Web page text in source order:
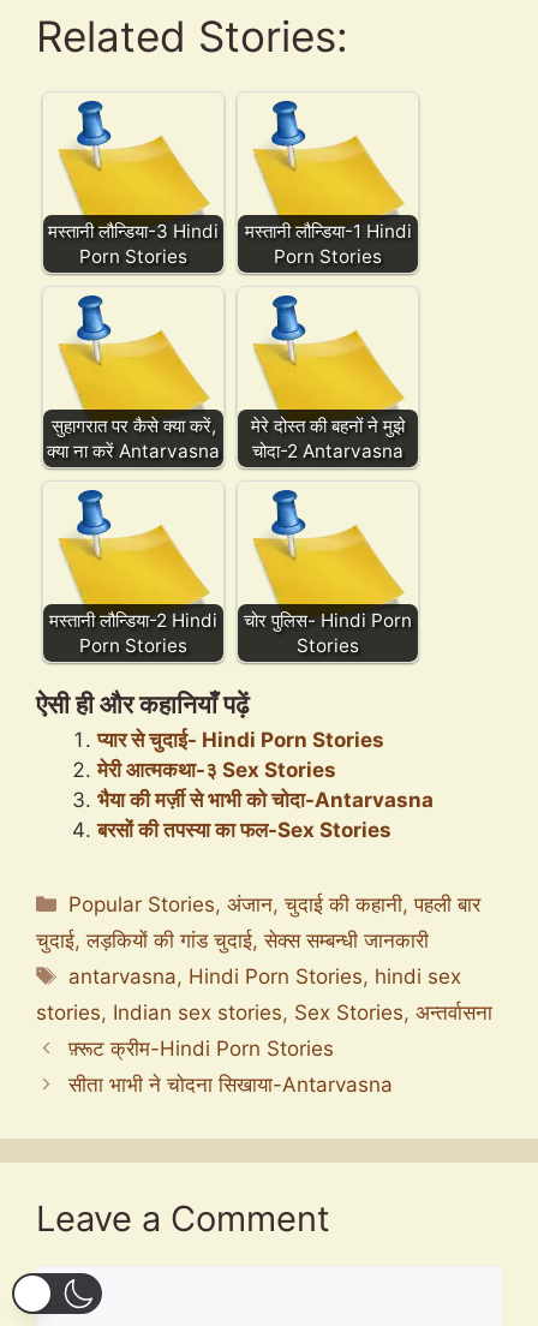
Related Stories:
मस्तानी लौन्डिया-3 Hindi
Porn Stories
मस्तानी लौन्डिया-1 Hindi
Porn Stories
सुहागरात पर कैसे क्या करें,
क्या ना करें Antarvasna
मेरे दोस्त की बहनों ने मुझे
चोदा-2 Antarvasna
मस्तानी लौन्डिया-2 Hindi
Porn Stories
चोर पुलिस- Hindi Porn
Stories
ऐसी ही और कहानियाँ पढ़ें
प्यार से चुदाई- Hindi Porn Stories
मेरी आत्मकथा-३ Sex Stories
भैया की मर्ज़ी से भाभी को चोदा-Antarvasna
बरसों की तपस्या का फल-Sex Stories
Categories
Popular Stories,अंजान,चुदाई की कहानी,पहली बार
चुदाई,लड़कियों की गांड चुदाई,सेक्स सम्बन्धी जानकारी
Tags
antarvasna, Hindi Porn Stories, hindi sex
stories, Indian sex stories, Sex Stories, अन्तर्वासना
फ़्रूट क्रीम-Hindi Porn Stories
सीता भाभी ने चोदना सिखाया-Antarvasna
Leave a Comment
Comment